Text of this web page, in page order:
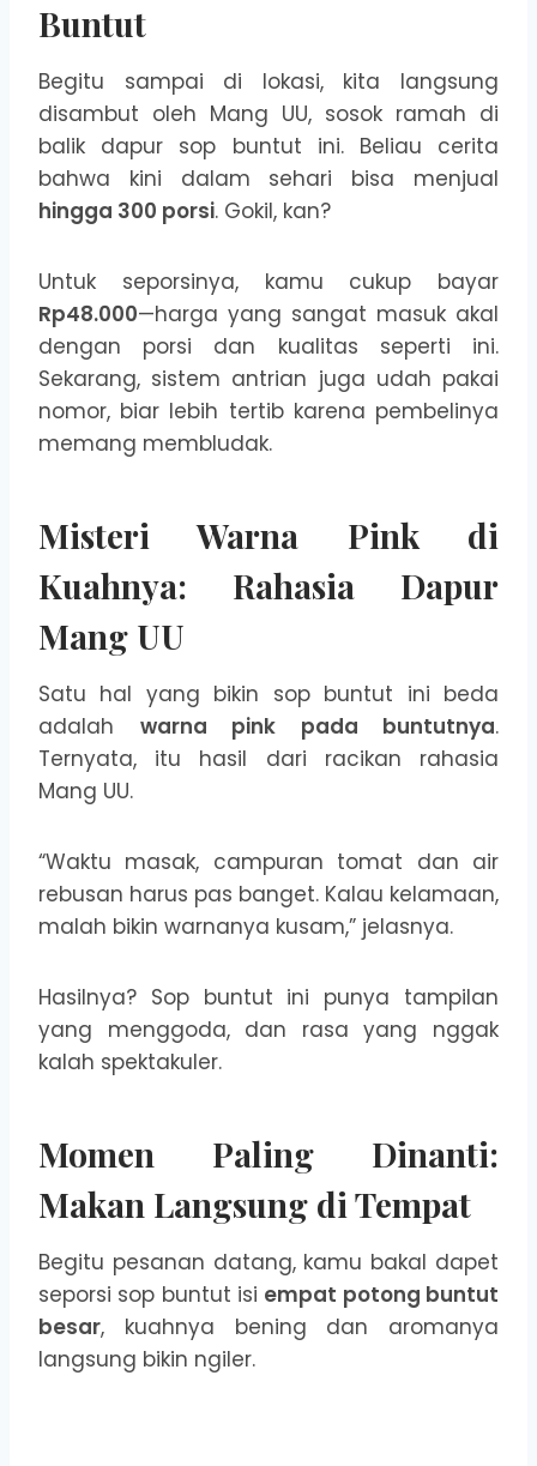
Buntut
Begitu sampai di lokasi, kita langsung
disambut oleh Mang UU, sosok ramah di
balik dapur sop buntut ini. Beliau cerita
bahwa kini dalam sehari bisa menjual
hingga 300 porsi. Gokil, kan?
Untuk seporsinya, kamu cukup bayar
Rp48.000—harga yang sangat masuk akal
dengan porsi dan kualitas seperti ini.
Sekarang, sistem antrian juga udah pakai
nomor, biar lebih tertib karena pembelinya
memang membludak.
Misteri Warna Pink di
Kuahnya: Rahasia Dapur
Mang UU
Satu hal yang bikin sop buntut ini beda
adalah warna pink pada buntutnya.
Ternyata, itu hasil dari racikan rahasia
Mang UU.
“Waktu masak, campuran tomat dan air
rebusan harus pas banget. Kalau kelamaan,
malah bikin warnanya kusam,” jelasnya.
Hasilnya? Sop buntut ini punya tampilan
yang menggoda, dan rasa yang nggak
kalah spektakuler.
Momen Paling Dinanti:
Makan Langsung di Tempat
Begitu pesanan datang, kamu bakal dapet
seporsi sop buntut isi empat potong buntut
besar, kuahnya bening dan aromanya
langsung bikin ngiler.